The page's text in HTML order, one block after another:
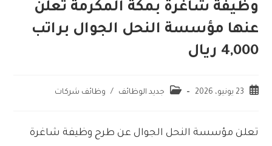
وظيفة شاغرة بمكة المكرمة تعلن
عنها مؤسسة النحل الجوال براتب
4,000 ريال
23 يونيو، 2026 جديد الوظائف / وظائف شركات
تعلن مؤسسة النحل الجوال عن طرح وظيفة شاغرة